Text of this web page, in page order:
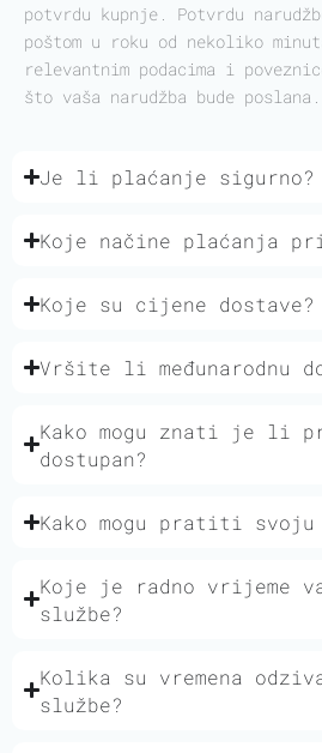
potvrdu kupnje. Potvrdu
poštom u roku od nekoliko
relevantnim podacima i
što vaša narudžba bude poslana.
Je li plaćanje sigurno?
Koje načine plaćanja
Koje su cijene dostave?
Vršite li međunarodnu
Kako mogu znati je li
dostupan?
Kako mogu pratiti svoju
Koje je radno vrijeme
službe?
Kolika su vremena
službe?